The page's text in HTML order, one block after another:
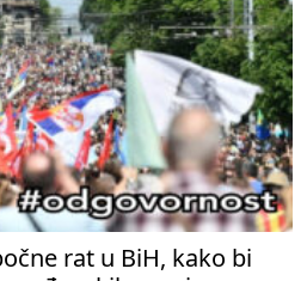
rat u BiH, kako bi